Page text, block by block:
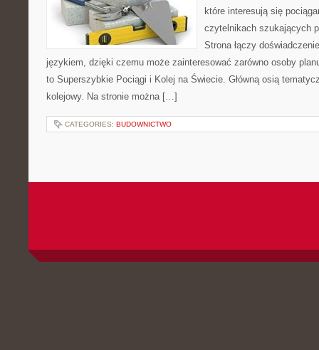
które interesują się
czytelnikach szukających
Strona łączy
językiem, dzięki czemu może zainteresować zarówno osoby
to Superszybkie Pociągi i Kolej na Świecie. Główną osią
kolejowy. Na stronie można […]
CATEGORIES: BUDOWNICTWO